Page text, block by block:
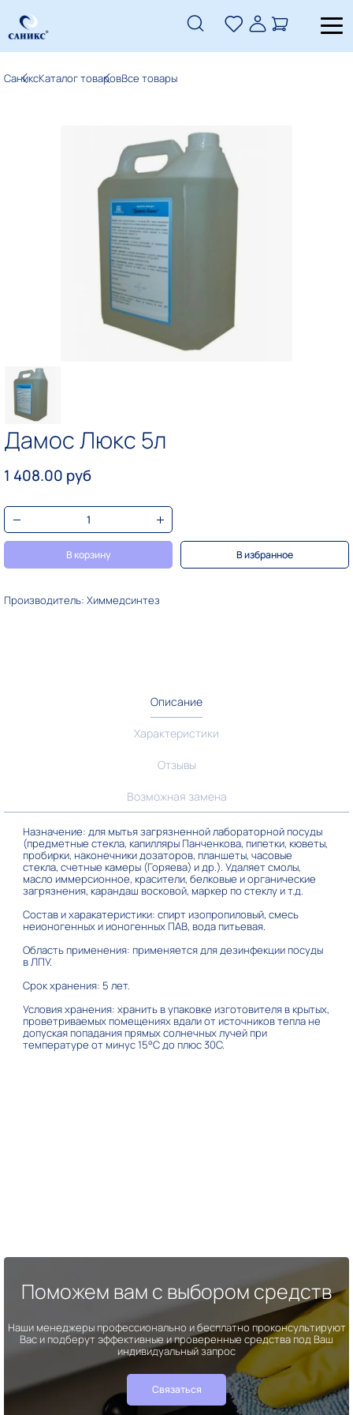
СаниксКаталог товаровВсе товары
Дамос Люкс 5л
1 408.00 руб
В корзину В избранное
Производитель: Химмедсинтез
Описание
Характеристики
Отзывы
Возможная замена
Назначение: для мытья загрязненной лабораторной посуды
(предметные стекла, капилляры Панченкова, пипетки, кюветы,
пробирки, наконечники дозаторов, планшеты, часовые
стекла, счетные камеры (Горяева) и др.). Удаляет смолы,
масло иммерсионное, красители, белковые и органические
загрязнения, карандаш восковой, маркер по стеклу и т.д.
Состав и харакатеристики: спирт изопропиловый, смесь
неионогенных и ионогенных ПАВ, вода питьевая.
Область применения: применяется для дезинфекции посуды
в ЛПУ.
Срок хранения: 5 лет.
Условия хранения: хранить в упаковке изготовителя в крытых,
проветриваемых помещениях вдали от источников тепла не
допуская попадания прямых солнечных лучей при
температуре от минус 15°С до плюс 30С.
Поможем вам с выбором средств
Наши менеджеры профессионально и бесплатно проконсультируют
Вас и подберут эффективные и проверенные средства под Ваш
индивидуальный запрос
Связаться